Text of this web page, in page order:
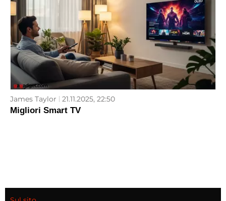
James Taylor 21.11.2025, 22:50
Migliori Smart TV